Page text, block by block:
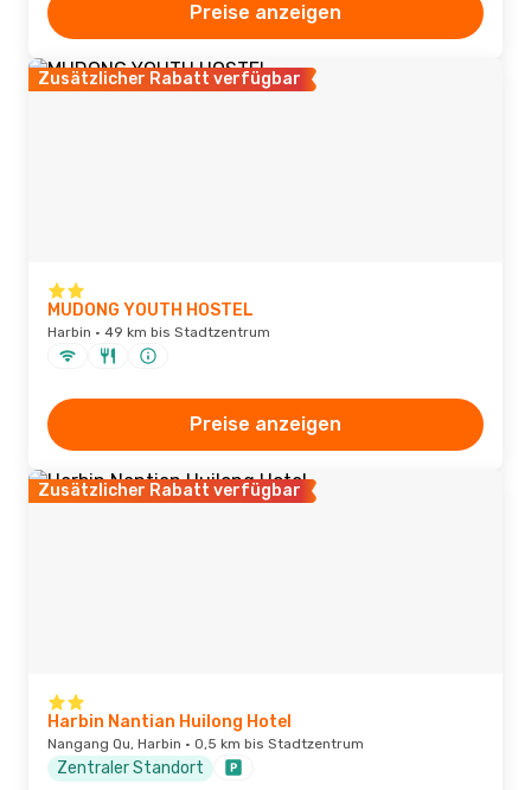
Preise anzeigen
Zusätzlicher Rabatt verfügbar
MUDONG YOUTH HOSTEL
Harbin · 49 km bis Stadtzentrum
Preise anzeigen
Zusätzlicher Rabatt verfügbar
Harbin Nantian Huilong Hotel
Nangang Qu, Harbin · 0,5 km bis Stadtzentrum
Zentraler Standort